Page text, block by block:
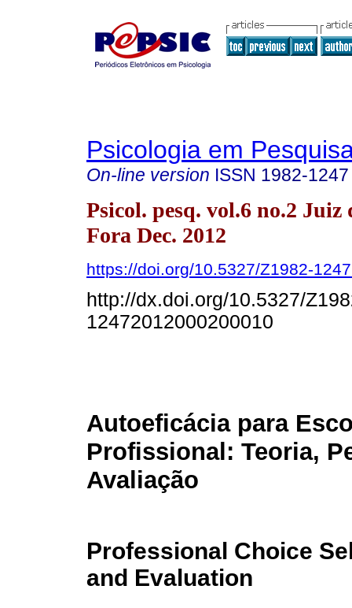
Psicologia em
On-line version ISSN 1982-1247
Psicol. pesq. vol.6 no.2 Juiz
Fora Dec. 2012
https://doi.org/10.5327/Z1982-
http://dx.doi.org/10.5327/
12472012000200010
Autoeficácia para
Profissional: Teoria,
Avaliação
Professional Choice
and Evaluation